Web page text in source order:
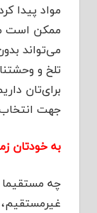
مواد پیدا
ممکن است
می‌تواند
تلخ و
برای‌تان
جهت
به خودتان
چه مستقیما